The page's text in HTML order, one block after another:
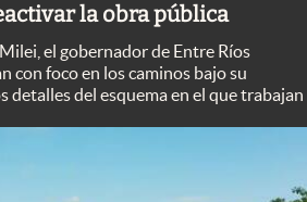
la obra pública
el gobernador de Entre Ríos
con foco en los caminos bajo su
detalles del esquema en el que trabajan